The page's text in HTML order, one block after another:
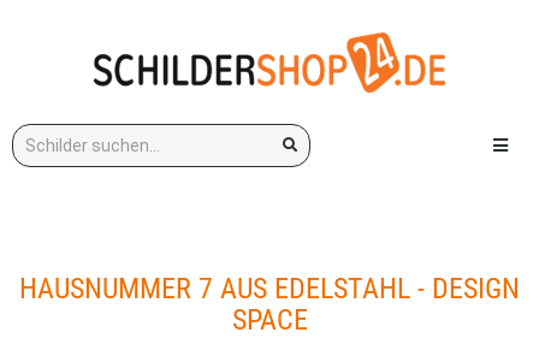
Stichwort: Menü
HAUSNUMMER 7 AUS EDELSTAHL - DESIGN
SPACE